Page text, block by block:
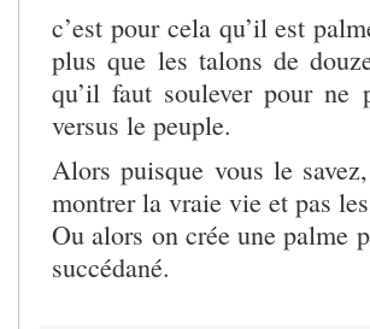
c’est pour cela qu’il est
plus que les talons de
qu’il faut soulever pour ne
versus le peuple.
Alors puisque vous le
montrer la vraie vie et pas
Ou alors on crée une palme
succédané.